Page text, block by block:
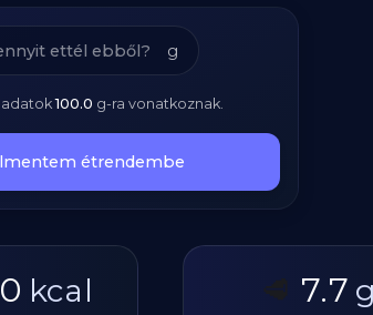
g
adatok100.0 g-ra vonatkoznak.
étrendembe
kcal 🥩 7.7 g